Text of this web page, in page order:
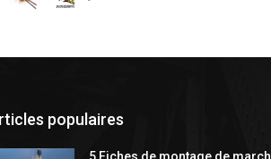
populaires